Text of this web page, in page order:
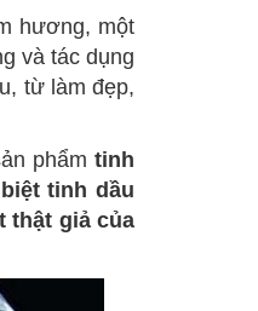
hương, một
và tác dụng
từ làm đẹp,
phẩm tinh
tinh dầu
thật giả của